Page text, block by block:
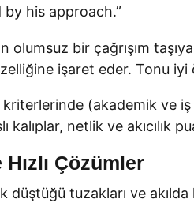
his approach.”
bir çağrışım
işaret eder. Tonu iyi
(akademik ve iş
netlik ve akıcılık
Çözümler
tuzakları ve akılda